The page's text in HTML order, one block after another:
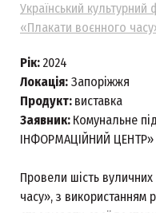
Український культурний
«Плакати воєнного
Рік: 2024
Локація: Запоріжжя
Продукт: виставка
Заявник: Комунальне
ІНФОРМАЦІЙНИЙ ЦЕНТР»
Провели шість
часу», з використанням